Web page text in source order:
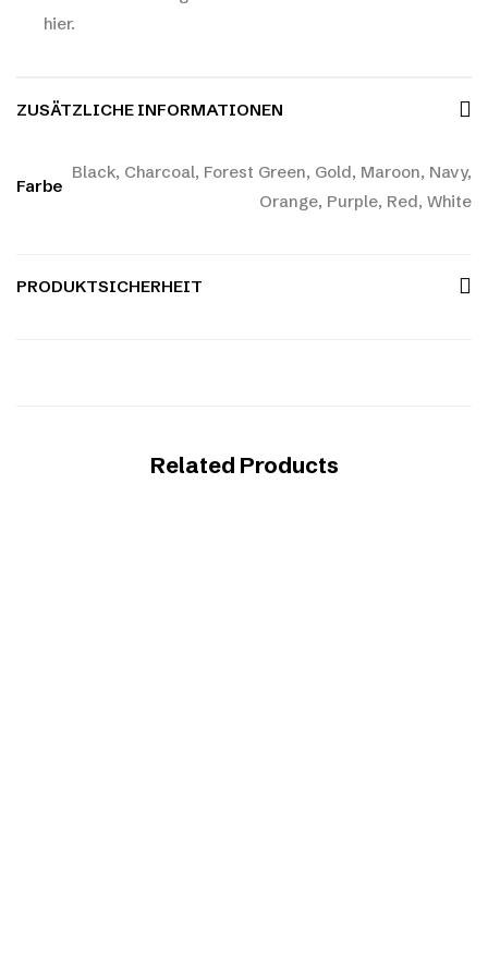
hier.
ZUSÄTZLICHE INFORMATIONEN
Farbe
Black, Charcoal, Forest Green, Gold, Maroon, Navy,
Orange, Purple, Red, White
PRODUKTSICHERHEIT
Related Products